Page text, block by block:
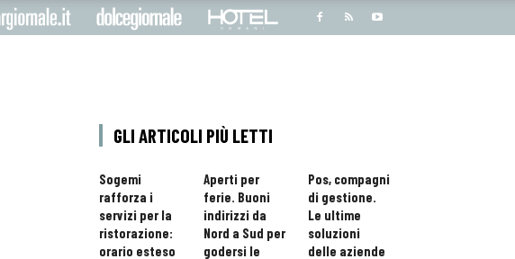
Bargiornale dolcegiornale
GLI ARTICOLI PIÙ LETTI
Sogemi
rafforza i
servizi per la
ristorazione:
orario esteso
Aperti per
ferie. Buoni
indirizzi da
Nord a Sud per
godersi le
Pos, compagni
di gestione.
Le ultime
soluzioni
delle aziende